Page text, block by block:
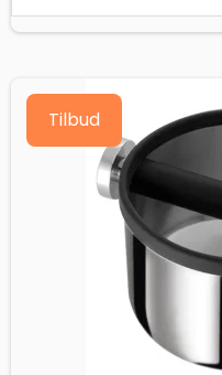
Tilbud